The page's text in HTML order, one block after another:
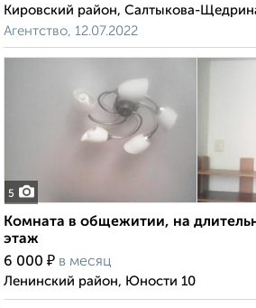
Кировский район, Салтыкова-
Агентство, 12.07.2022
5
Комната в общежитии, на
этаж
6 000 ₽ в месяц
Ленинский район, Юности 10